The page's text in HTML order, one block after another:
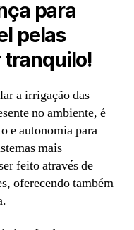
para
pelas
tranquilo!
a irrigação das
no ambiente, é
e autonomia para
mais
feito através de
oferecendo também